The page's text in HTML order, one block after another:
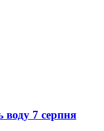
воду 7 серпня